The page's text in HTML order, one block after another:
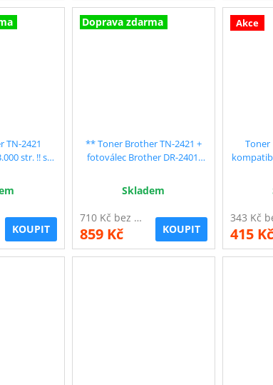
TN-2421
str. !! s
KOUPIT
Doprava zdarma
** Toner Brother TN-2421 +
fotoválec Brother DR-2401,
Skladem
710 Kč bez DPH
859 Kč KOUPIT
Akce
Toner
415